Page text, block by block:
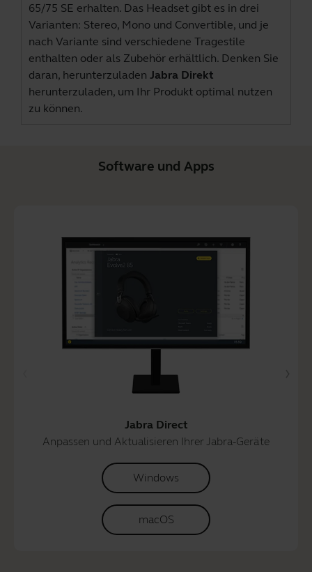
65/75 SE erhalten. Das Headset gibt es in drei
Varianten: Stereo, Mono und Convertible, und je
nach Variante sind verschiedene Tragestile
enthalten oder als Zubehör erhältlich. Denken Sie
daran, herunterzuladen Jabra Direkt
herunterzuladen, um Ihr Produkt optimal nutzen
zu können.
Software und Apps
Jabra Direct
Anpassen und Aktualisieren Ihrer Jabra-Geräte
Windows
macOS